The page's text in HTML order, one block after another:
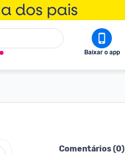
Baixar o app
Comentários (0)